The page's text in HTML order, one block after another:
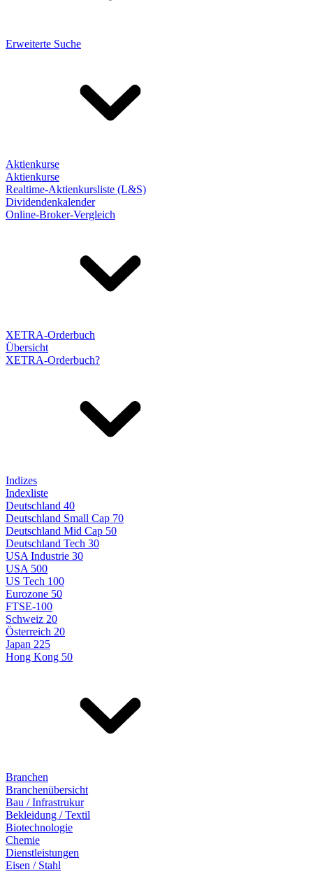
Erweiterte Suche
Aktienkurse
Aktienkurse
Realtime-Aktienkursliste (L&S)
Dividendenkalender
Online-Broker-Vergleich
XETRA-Orderbuch
Übersicht
XETRA-Orderbuch?
Indizes
Indexliste
Deutschland 40
Deutschland Small Cap 70
Deutschland Mid Cap 50
Deutschland Tech 30
USA Industrie 30
USA 500
US Tech 100
Eurozone 50
FTSE-100
Schweiz 20
Österreich 20
Japan 225
Hong Kong 50
Branchen
Branchenübersicht
Bau / Infrastrukur
Bekleidung / Textil
Biotechnologie
Chemie
Dienstleistungen
Eisen / Stahl